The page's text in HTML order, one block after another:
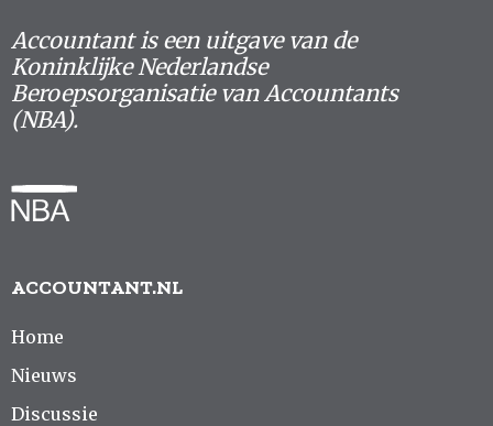
Accountant is een uitgave van de
Koninklijke Nederlandse
Beroepsorganisatie van Accountants
(NBA).
ACCOUNTANT.NL
Home
Nieuws
Discussie